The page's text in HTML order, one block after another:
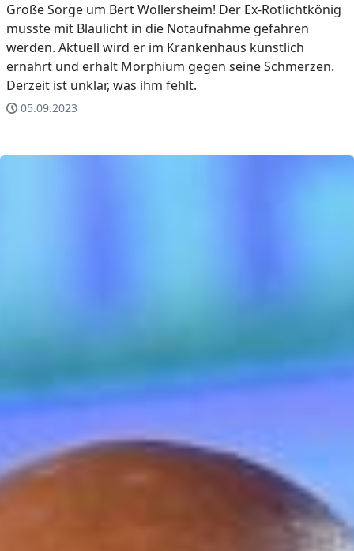
Große Sorge um Bert Wollersheim! Der Ex-Rotlichtkönig
musste mit Blaulicht in die Notaufnahme gefahren
werden. Aktuell wird er im Krankenhaus künstlich
ernährt und erhält Morphium gegen seine Schmerzen.
Derzeit ist unklar, was ihm fehlt.
05.09.2023